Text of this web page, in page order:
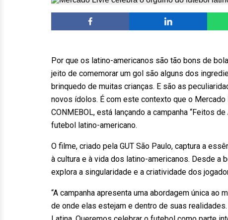
Por que os latino-americanos são tão bons de
jeito de comemorar um gol são alguns dos
brinquedo de muitas crianças. E são as
novos ídolos. É com este contexto que o
CONMEBOL, está lançando a campanha “Feitos
futebol latino-americano.
O filme, criado pela GUT São Paulo, captura a
à cultura e à vida dos latino-americanos. Desde a
explora a singularidade e a criatividade dos
“A campanha apresenta uma abordagem única
de onde elas estejam e dentro de suas